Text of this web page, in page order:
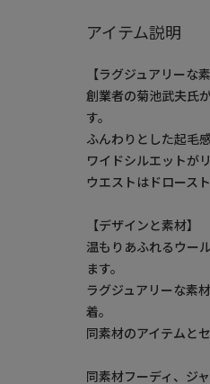
アイテム説明
【ラグジュアリーな
創業者の菊池武夫氏
す。
ふんわりとした起毛
ワイドシルエットが
ウエストはドロース
【デザインと素材】
温もりあふれるウー
ます。
ラグジュアリーな素
着。
同素材のアイテムと
同素材フーディ、ジ